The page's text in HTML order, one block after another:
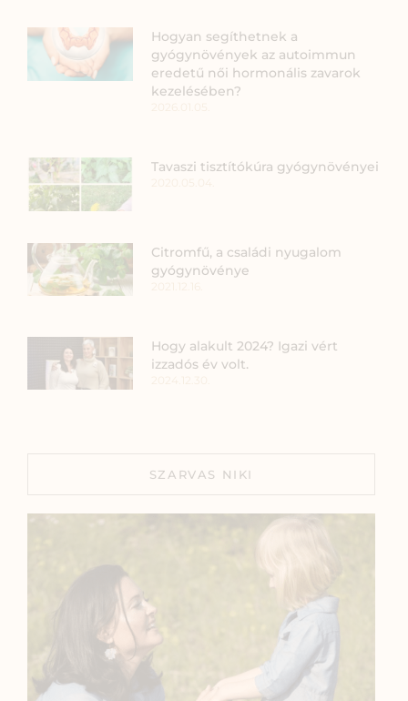
Hogyan segíthetnek a
gyógynövények az autoimmun
eredetű női hormonális zavarok
kezelésében?
Tavaszi tisztítókúra gyógynövényei
Citromfű, a családi nyugalom
gyógynövénye
Hogy alakult 2024? Igazi vért
izzadós év volt.
SZARVAS NIKI